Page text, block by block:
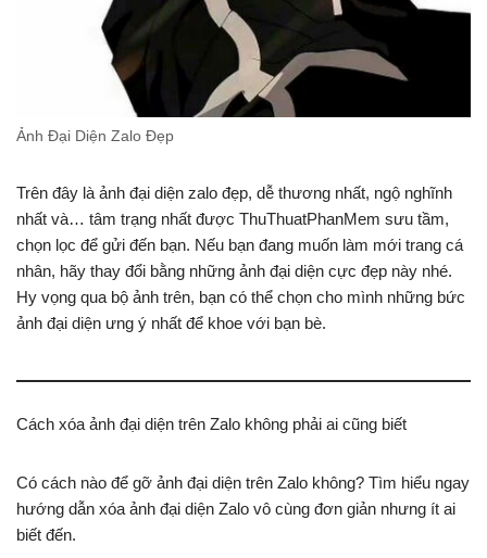
Ảnh Đại Diện Zalo Đẹp
Trên đây là ảnh đại diện zalo đẹp, dễ thương nhất, ngộ nghĩnh
nhất và… tâm trạng nhất được ThuThuatPhanMem sưu tầm,
chọn lọc để gửi đến bạn. Nếu bạn đang muốn làm mới trang cá
nhân, hãy thay đổi bằng những ảnh đại diện cực đẹp này nhé.
Hy vọng qua bộ ảnh trên, bạn có thể chọn cho mình những bức
ảnh đại diện ưng ý nhất để khoe với bạn bè.
Cách xóa ảnh đại diện trên Zalo không phải ai cũng biết
Có cách nào để gỡ ảnh đại diện trên Zalo không? Tìm hiểu ngay
hướng dẫn xóa ảnh đại diện Zalo vô cùng đơn giản nhưng ít ai
biết đến.